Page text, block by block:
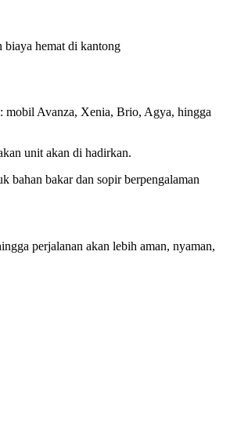
biaya hemat di kantong
mobil Avanza, Xenia, Brio, Agya, hingga
unit akan di hadirkan.
bahan bakar dan sopir berpengalaman
perjalanan akan lebih aman, nyaman,